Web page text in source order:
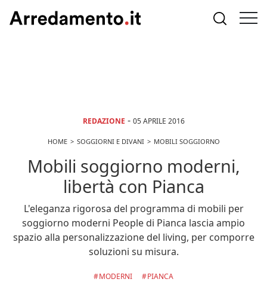
REDAZIONE - 05 APRILE 2016
HOME SOGGIORNI E DIVANI MOBILI SOGGIORNO
Mobili soggiorno moderni,
libertà con Pianca
L'eleganza rigorosa del programma di mobili per
soggiorno moderni People di Pianca lascia ampio
spazio alla personalizzazione del living, per comporre
soluzioni su misura.
MODERNI PIANCA